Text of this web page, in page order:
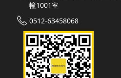
幢1001室
0512-63458068